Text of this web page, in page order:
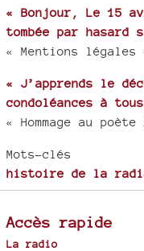
« Bonjour, Le 15
tombée par hasard
« Mentions légales
« J’apprends le
condoléances à
« Hommage au
Mots-clés
histoire de la
Accès rapide
La radio